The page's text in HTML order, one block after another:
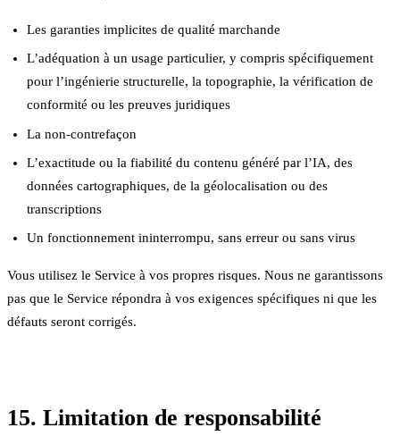
Les garanties implicites de qualité marchande
L’adéquation à un usage particulier, y compris spécifiquement
pour l’ingénierie structurelle, la topographie, la vérification de
conformité ou les preuves juridiques
La non-contrefaçon
L’exactitude ou la fiabilité du contenu généré par l’IA, des
données cartographiques, de la géolocalisation ou des
transcriptions
Un fonctionnement ininterrompu, sans erreur ou sans virus
Vous utilisez le Service à vos propres risques. Nous ne garantissons
pas que le Service répondra à vos exigences spécifiques ni que les
défauts seront corrigés.
15. Limitation de responsabilité